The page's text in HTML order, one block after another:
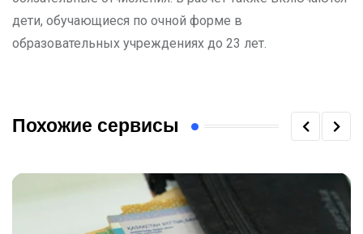
дети, обучающиеся по очной форме в
образовательных учреждениях до 23 лет.
Похожие сервисы